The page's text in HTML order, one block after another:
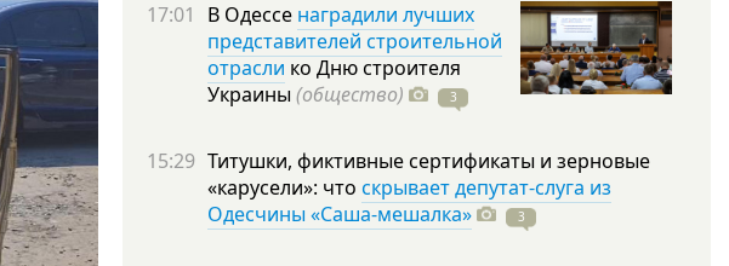
17:01 В Одессе наградили лучших
представителей строительной
отрасли ко Дню строителя
Украины (общество) 3
15:29 Титушки, фиктивные сертификаты и зерновые
«карусели»: что скрывает депутат-слуга из
Одесчины «Саша-мешалка»
3